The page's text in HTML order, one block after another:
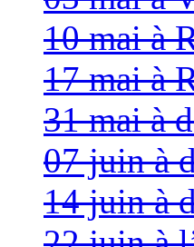
10 mai à
17 mai à
31 mai à
07 juin à
14 juin à